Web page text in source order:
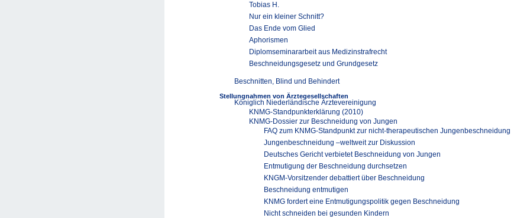
Tobias H.
Nur ein kleiner Schnitt?
Das Ende vom Glied
Aphorismen
Diplomseminararbeit aus Medizinstrafrecht
Beschneidungsgesetz und Grundgesetz
Beschnitten, Blind und Behindert
Stellungnahmen von Ärztegesellschaften
Königlich Niederländische Ärztevereinigung
KNMG-Standpunkterklärung (2010)
KNMG-Dossier zur Beschneidung von Jungen
FAQ zum KNMG-Standpunkt zur nicht-therapeutischen Jungenbeschneidung
Jungenbeschneidung –weltweit zur Diskussion
Deutsches Gericht verbietet Beschneidung von Jungen
Entmutigung der Beschneidung durchsetzen
KNGM-Vorsitzender debattiert über Beschneidung
Beschneidung entmutigen
KNMG fordert eine Entmutigungspolitik gegen Beschneidung
Nicht schneiden bei gesunden Kindern